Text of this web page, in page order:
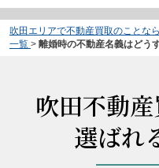
吹田エリアで不動産買取のことな
一覧 > 離婚時の不動産名義はどう
吹田不動
選ばれ